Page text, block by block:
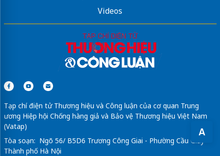
A
Videos
Tạp chí điện tử Thương hiệu và Công luận của cơ quan Trung
ương Hiệp hội Chống hàng giả và Bảo vệ Thương hiệu Việt Nam
(Vatap)
Tòa soạn: Ngõ 56/ B5D6 Trương Công Giai - Phường Cầu Giấy -
Thành phố Hà Nội